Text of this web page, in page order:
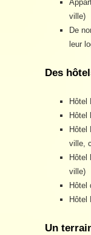
ville)
De
leur
Des
Hôtel
Hôtel
Hôtel
ville,
Hôtel
ville)
Hôtel
Hôtel
Un